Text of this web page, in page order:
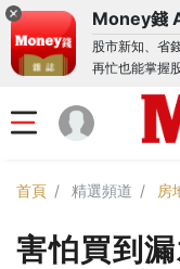
Money錢
股市新知、省
再忙也能掌握
首頁 精選頻道 房
害怕買到